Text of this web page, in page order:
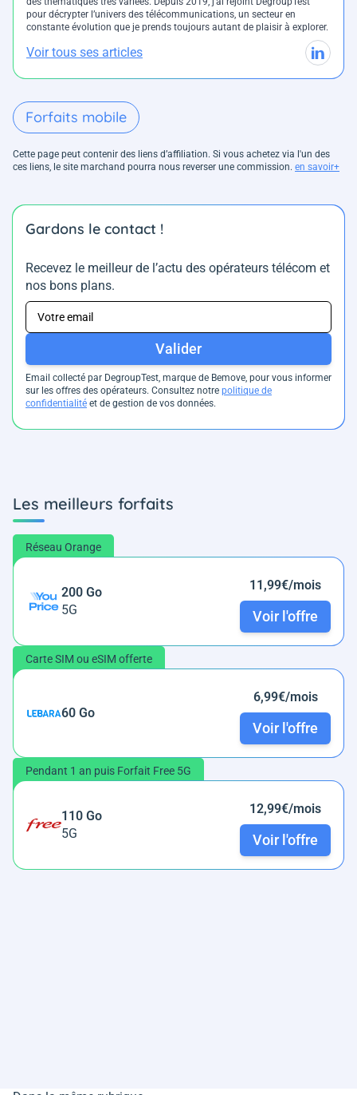
pour décrypter l’univers des télécommunications, un secteur en
constante évolution que je prends toujours autant de plaisir à explorer.
Voir tous ses articles
Forfaits mobile
Cette page peut contenir des liens d’affiliation. Si vous achetez via l'un des
ces liens, le site marchand pourra nous reverser une commission. en savoir+
Gardons le contact !
Recevez le meilleur de l’actu des opérateurs télécom et
nos bons plans.
Valider
Email collecté par DegroupTest, marque de Bemove, pour vous informer
sur les offres des opérateurs. Consultez notre politique de
confidentialité et de gestion de vos données.
Les meilleurs forfaits
Réseau Orange
200 Go
5G
11,99€/mois
Voir l'offre
Carte SIM ou eSIM offerte
60 Go
6,99€/mois
Voir l'offre
Pendant 1 an puis Forfait Free 5G
110 Go
5G
12,99€/mois
Voir l'offre